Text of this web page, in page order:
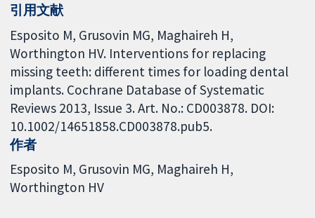
引用文献
Esposito M, Grusovin MG, Maghaireh H,
Worthington HV. Interventions for replacing
missing teeth: different times for loading dental
implants. Cochrane Database of Systematic
Reviews 2013, Issue 3. Art. No.: CD003878. DOI:
10.1002/14651858.CD003878.pub5.
作者
Esposito M Grusovin MG Maghaireh H
Worthington HV